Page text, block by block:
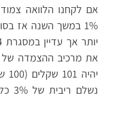
1% במשך השנה אז
את מרכיב ההצמדה של